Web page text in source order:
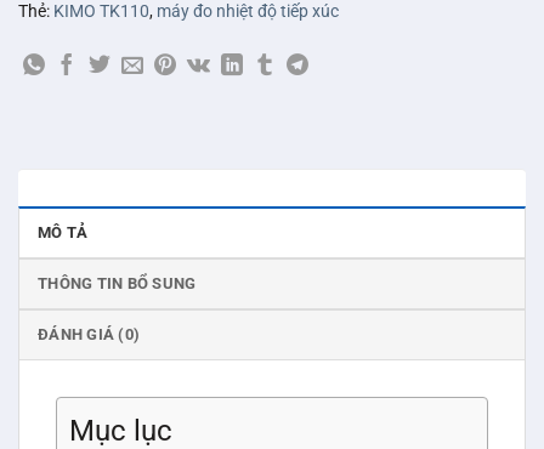
Thẻ: KIMO TK110, máy đo nhiệt độ tiếp xúc
MÔ TẢ
THÔNG TIN BỔ SUNG
ĐÁNH GIÁ (0)
Mục lục